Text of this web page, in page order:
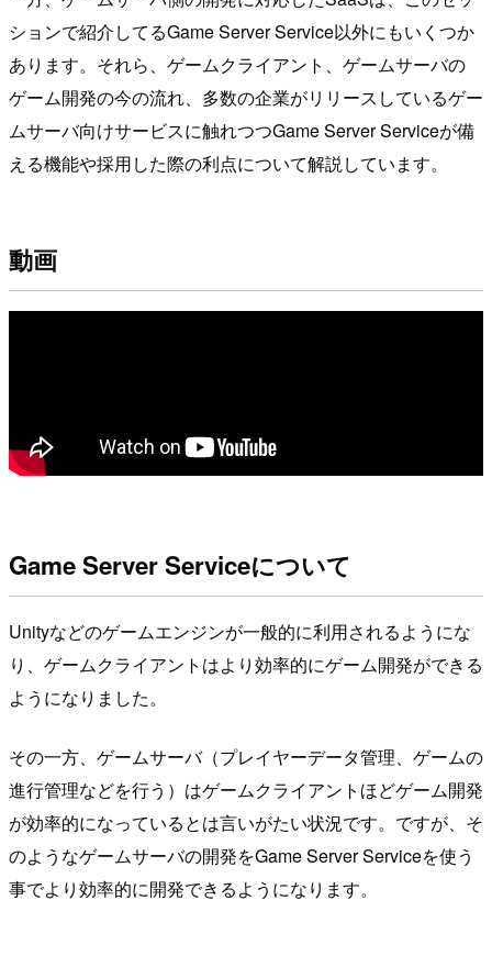
ションで紹介してるGame Server Service以外にもいくつか
あります。それら、ゲームクライアント、ゲームサーバの
ゲーム開発の今の流れ、多数の企業がリリースしているゲー
ムサーバ向けサービスに触れつつGame Server Serviceが備
える機能や採用した際の利点について解説しています。
動画
Game Server Serviceについて
Unityなどのゲームエンジンが一般的に利用されるようにな
り、ゲームクライアントはより効率的にゲーム開発ができる
ようになりました。
その一方、ゲームサーバ（プレイヤーデータ管理、ゲームの
進行管理などを行う）はゲームクライアントほどゲーム開発
が効率的になっているとは言いがたい状況です。ですが、そ
のようなゲームサーバの開発をGame Server Serviceを使う
事でより効率的に開発できるようになります。